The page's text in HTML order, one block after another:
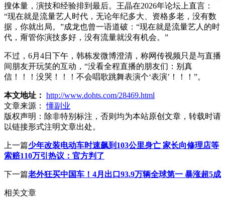
搜体量，演技和经验排到最后。王晶在2026年论坛上直言：
“现在就是流量艺人时代，无论年纪多大、资格多老，没有数
据，你就出局。”成龙也曾一语道破：“现在就是流量艺人的时
代，甭管你演技多好，没有流量就没有机会。”
不过，6月4日下午，韩栋发微博澄清，称网传视频只是与直播
间朋友开玩笑的互动，“没看全程直播的朋友们：别真
信！！！没哭！！！不会唱歌跳舞表演个‘表演’！！！”。
本文地址： http://www.dohts.com/28469.html
文章来源：
懂副业
版权声明： 除非特别标注，否则均为本站原创文章，转载时请
以链接形式注明文章出处。
上一篇少年改装电动车时速飙到103公里身亡 家长向修理店等
索赔110万引热议：官方判了
下一篇老外狂买中国车！4月出口93.9万辆全球第一 暴涨超5成
相关文章